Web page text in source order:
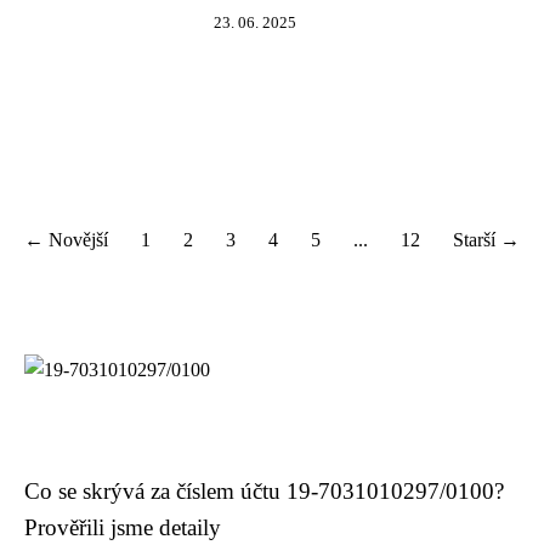
23. 06. 2025
← Novější 1 2 3 4 5 ... 12 Starší →
Co se skrývá za číslem účtu 19-7031010297/0100?
Prověřili jsme detaily